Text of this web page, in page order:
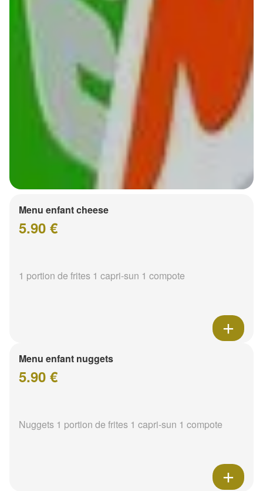
Menu enfant cheese
5.90 €
1 portion de frites 1 capri-sun 1 compote
Menu enfant nuggets
5.90 €
Nuggets 1 portion de frites 1 capri-sun 1 compote